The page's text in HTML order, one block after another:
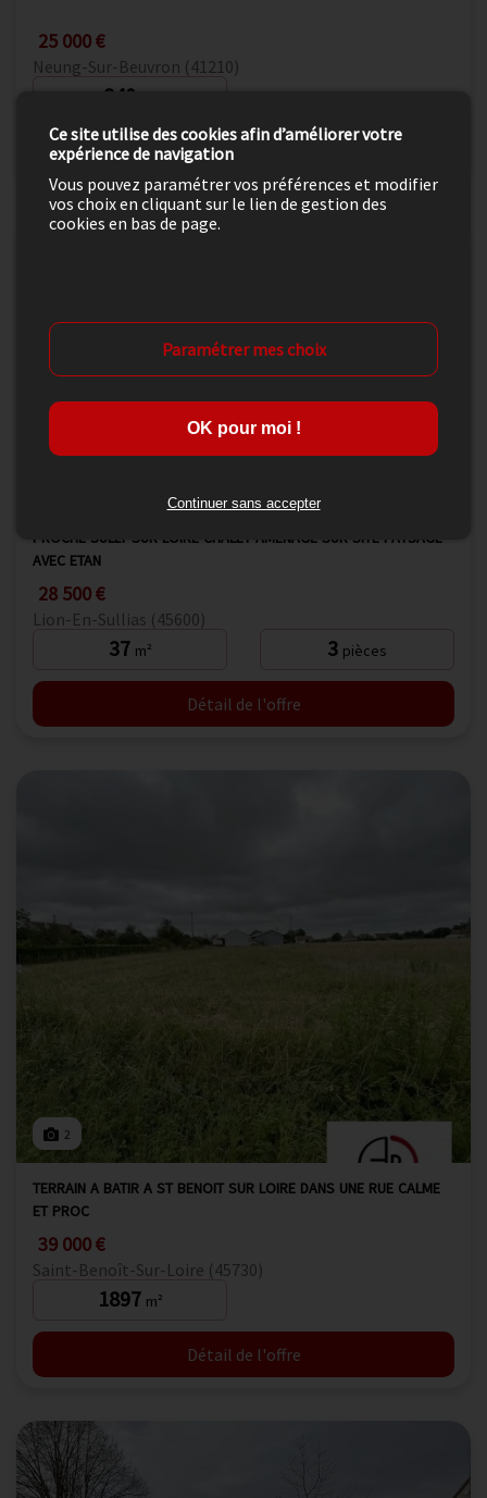
25 000 €
Neung-Sur-Beuvron (41210)
840
Détail de l'offre
PROCHE SULLY SUR LOIRE CHALET AMENAGE SUR SITE PAYSAGE
AVEC ETAN
28 500 €
Lion-En-Sullias (45600)
37 m² 3 pièces
Détail de l'offre
2
TERRAIN A BATIR A ST BENOIT SUR LOIRE DANS UNE RUE CALME
ET PROC
39 000 €
Saint-Benoît-Sur-Loire (45730)
1897 m²
Détail de l'offre
Ce site utilise des cookies afin d’améliorer votre
expérience de navigation
Vous pouvez paramétrer vos préférences et modifier
vos choix en cliquant sur le lien de gestion des
cookies en bas de page.
Paramétrer mes choix
OK pour moi !
Continuer sans accepter